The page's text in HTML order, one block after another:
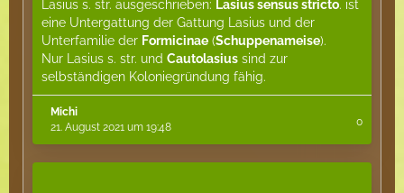
Lasius s. str. ausgeschrieben: Lasius sensus stricto. ist
eine Untergattung der Gattung Lasius und der
Unterfamilie der Formicinae (Schuppenameise).
Nur Lasius s. str. und Cautolasius sind zur
selbständigen Koloniegründung fähig.
Michi
21. August 2021 um 19:48
0